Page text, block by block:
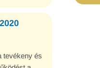
tevékeny és